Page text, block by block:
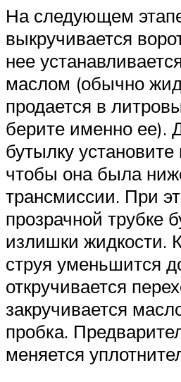
На следующем
выкручивается
нее
маслом (обычно
продается в
берите именно ее).
бутылку установите
чтобы она была
трансмиссии. При
прозрачной трубке
излишки жидкости.
струя уменьшится
откручивается
закручивается
пробка.
меняется